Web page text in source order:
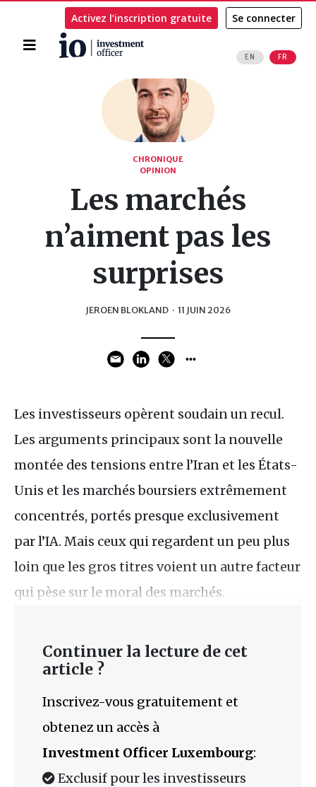
Accueil
EN FR
Activez l’inscription gratuite Se connecter
CHRONIQUE
OPINION
Les marchés
n’aiment pas les
surprises
JEROEN BLOKLAND · 11 JUIN 2026
Les investisseurs opèrent soudain un recul.
Les arguments principaux sont la nouvelle
montée des tensions entre l’Iran et les États-
Unis et les marchés boursiers extrêmement
concentrés, portés presque exclusivement
par l’IA. Mais ceux qui regardent un peu plus
loin que les gros titres voient un autre facteur
qui pèse sur le moral des marchés.
Continuer la lecture de cet
article ?
Inscrivez-vous gratuitement et
obtenez un accès à
Investment Officer Luxembourg:
Exclusif pour les investisseurs